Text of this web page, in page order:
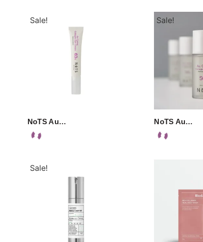
Sale!
NoTS Au…
Sale!
NoTS Au…
Sale!